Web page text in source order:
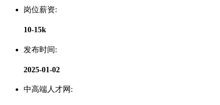
岗位薪资:
10-15k
发布时间:
2025-01-02
中高端人才网: